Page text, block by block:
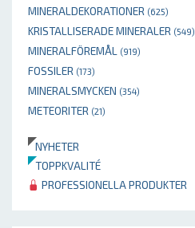
MINERALDEKORATIONER (625)
KRISTALLISERADE MINERALER (549)
MINERALFÖREMÅL (919)
FOSSILER (173)
MINERALSMYCKEN (354)
METEORITER (21)
NYHETER
TOPPKVALITÉ
PROFESSIONELLA PRODUKTER